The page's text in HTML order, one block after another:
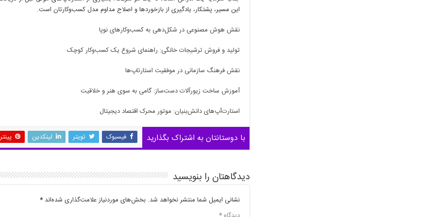
این مسیر، پشتکار، یادگیری از بازخوردها و اصلاح مداوم مدل کسب‌وکارتان است.
نقش هوش مصنوعی در شکل‌دهی به کسب‌وکارهای نوپا
تولید و فروش ترشیجات خانگی: راهنمای شروع یک کسب‌وکار کوچک
نقش فرهنگ سازمانی در موفقیت استارتاپ‌ها
آموزش ساخت زیورآلات دست‌ساز: گامی به سوی هنر و خلاقیت
استارت‌آپ‌های دانش‌بنیان: موتور محرک اقتصاد دیجیتال
با دوستانتان به اشتراک بگذارید فیسبوک تویتر لینکدین
دیدگاهتان را بنویسید
نشانی ایمیل شما منتشر نخواهد شد. بخش‌های موردنیاز علامت‌گذاری شده‌اند*